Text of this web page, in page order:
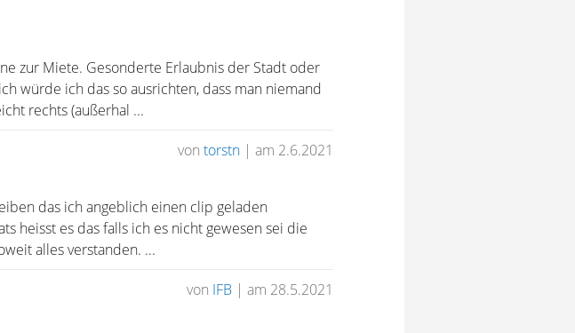
zur Miete. Gesonderte Erlaubnis der Stadt oder
würde ich das so ausrichten, dass man niemand
rechts (außerhal ...
von torstn | am 2.6.2021
das ich angeblich einen clip geladen
heisst es das falls ich es nicht gewesen sei die
alles verstanden. ...
von IFB | am 28.5.2021